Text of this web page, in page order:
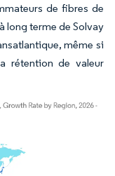
de fibres de
long terme de Solvay
même si
rétention de valeur